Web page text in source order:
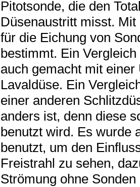
Pitotsonde, die den
Düsenaustritt misst.
für die Eichung von
bestimmt. Ein
auch gemacht mit
Lavaldüse. Ein
einer anderen
anders ist, denn diese
benutzt wird. Es wurde
benutzt, um den
Freistrahl zu sehen,
Strömung ohne